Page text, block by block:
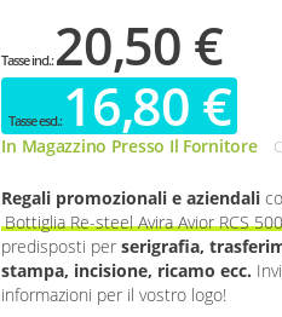
20,50 €
16,80 €
In Magazzino Presso Il Fornitore
Regali promozionali e aziendali
Bottiglia Re-steel Avira Avior RCS
predisposti perserigrafia,
stampa, incisione, ricamo ecc.
informazioni per il vostro logo!